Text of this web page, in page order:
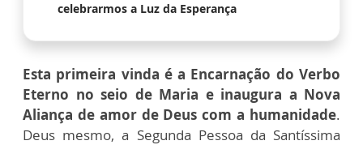
celebrarmos a Luz da Esperança
Esta primeira vinda é a Encarnação do Verbo
Eterno no seio de Maria e inaugura a Nova
Aliança de amor de Deus com a humanidade.
Deus mesmo, a Segunda Pessoa da Santíssima